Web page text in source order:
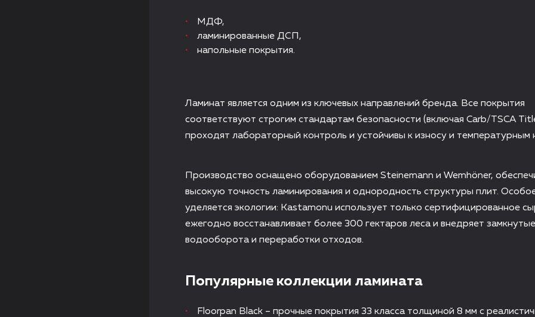
МДФ,
ламинированные ДСП,
напольные покрытия.
Ламинат является одним из ключевых направлений бренда. Все покрытия
соответствуют строгим стандартам безопасности (включая Carb/TSCA
проходят лабораторный контроль и устойчивы к износу и температурным
Производство оснащено оборудованием Steinemann и Wemhöner,
высокую точность ламинирования и однородность структуры плит.
уделяется экологии: Kastamonu использует только сертифицированное
ежегодно восстанавливает более 300 гектаров леса и внедряет
водооборота и переработки отходов.
Популярные коллекции ламината
Floorpan Black – прочные покрытия 33 класса толщиной 8 мм с